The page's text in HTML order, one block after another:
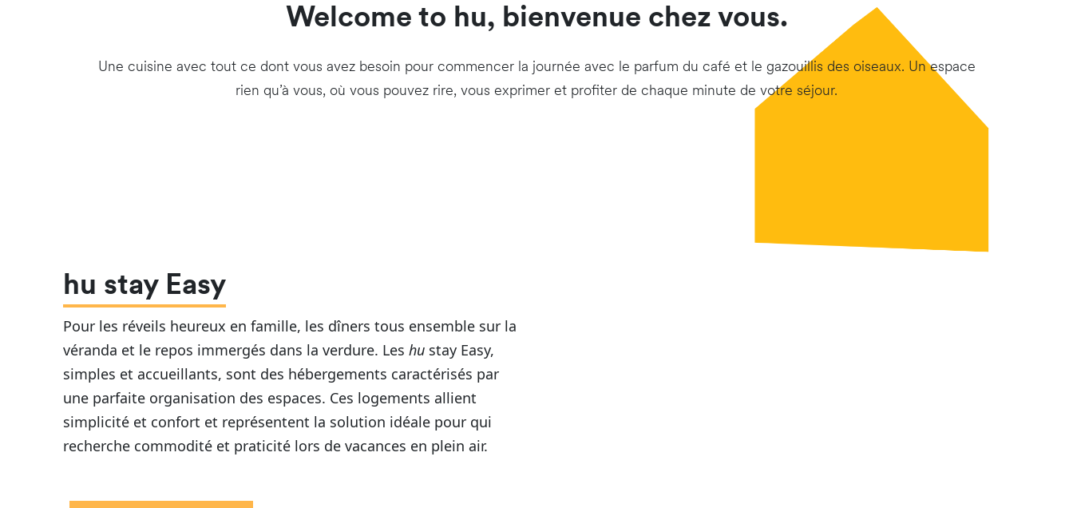
Welcome to hu, bienvenue chez vous.
Une cuisine avec tout ce dont vous avez besoin pour commencer la journée avec le parfum du café et le gazouillis des oiseaux. Un espace
rien qu’à vous, où vous pouvez rire, vous exprimer et profiter de chaque minute de votre séjour.
hu stay Easy
Pour les réveils heureux en famille, les dîners tous ensemble sur la
véranda et le repos immergés dans la verdure. Leshu stay Easy,
simples et accueillants, sont des hébergements caractérisés par
une parfaite organisation des espaces. Ces logements allient
simplicité et confort et représentent la solution idéale pour qui
recherche commodité et praticité lors de vacances en plein air.